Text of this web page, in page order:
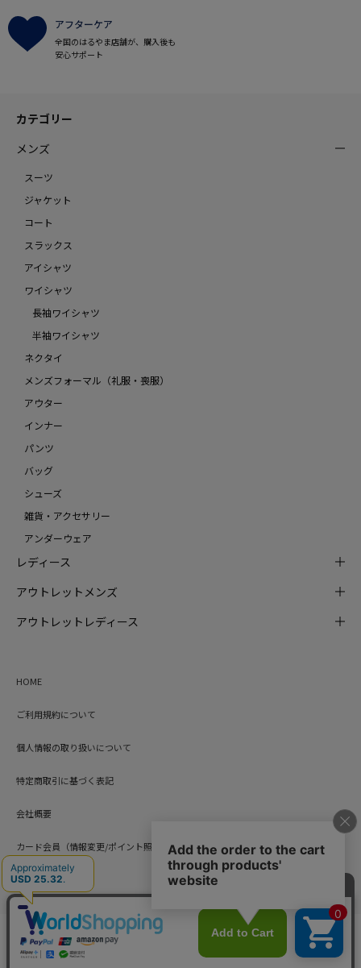
アフターケア
全国のはるやま店舗が、購入後も
安心サポート
カテゴリー
メンズ
スーツ
ジャケット
コート
スラックス
アイシャツ
ワイシャツ
長袖ワイシャツ
半袖ワイシャツ
ネクタイ
メンズフォーマル（礼服・喪服）
アウター
インナー
パンツ
バッグ
シューズ
雑貨・アクセサリー
アンダーウェア
レディース
アウトレットメンズ
アウトレットレディース
HOME
ご利用規約について
個人情報の取り扱いについて
特定商取引に基づく表記
会社概要
カード会員（情報変更/ポイント照会）
お問い合わせ